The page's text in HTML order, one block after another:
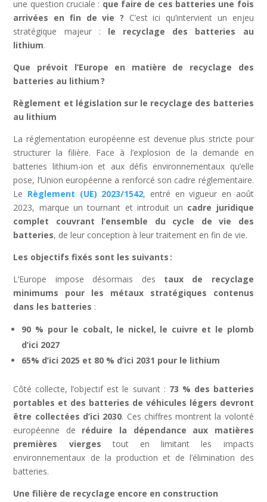
une question cruciale : que faire de ces batteries une fois
arrivées en fin de vie ? C’est ici qu’intervient un enjeu
stratégique majeur : le recyclage des batteries au
lithium.
Que prévoit l’Europe en matière de recyclage des
batteries au lithium?
Règlement et législation sur le recyclage des batteries
au lithium
La réglementation européenne est devenue plus stricte pour
structurer la filière. Face à l’explosion de la demande en
batteries lithium-ion et aux défis environnementaux qu’elle
pose, l’Union européenne a renforcé son cadre réglementaire.
Le Règlement (UE) 2023/1542, entré en vigueur en août
2023, marque un tournant et introduit un cadre juridique
complet couvrant l’ensemble du cycle de vie des
batteries, de leur conception à leur traitement en fin de vie.
Les objectifs fixés sont les suivants :
L’Europe impose désormais des taux de recyclage
minimums pour les métaux stratégiques contenus
dans les batteries :
90 % pour le cobalt, le nickel, le cuivre et le plomb
d’ici 2027
65% d’ici 2025 et 80 % d’ici 2031 pour le lithium
Côté collecte, l’objectif est le suivant : 73 % des batteries
portables et des batteries de véhicules légers devront
être collectées d’ici 2030. Ces chiffres montrent la volonté
européenne de réduire la dépendance aux matières
premières vierges tout en limitant les impacts
environnementaux de la production et de l’élimination des
batteries.
Une filière de recyclage encore en construction